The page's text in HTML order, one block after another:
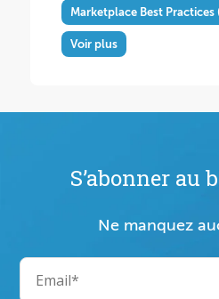
Marketplace Best Practices
Voir plus
S’abonner au
Ne manquez